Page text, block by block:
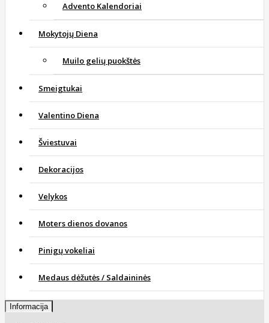
Advento Kalendoriai
Mokytojų Diena
Muilo gelių puokštės
Smeigtukai
Valentino Diena
Šviestuvai
Dekoracijos
Velykos
Moters dienos dovanos
Pinigų vokeliai
Medaus dėžutės / Saldaininės
Informacija